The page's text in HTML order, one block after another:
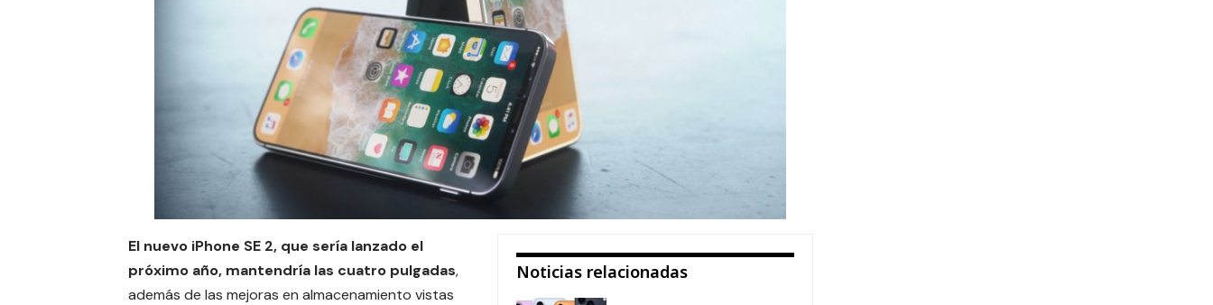
Noticias relacionadas
El nuevo iPhone SE 2, que sería lanzado el
próximo año, mantendría las cuatro pulgadas,
además de las mejoras en almacenamiento vistas